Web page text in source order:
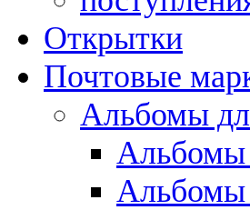
Открытки
Почтовые
Альбомы
Альбомы
Альбомы